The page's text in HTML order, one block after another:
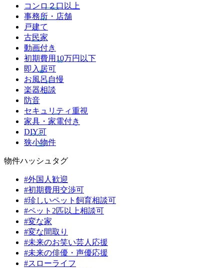
コンロ２口以上
事務所・店舗
戸建て
古民家
動画付き
初期費用10万円以下
即入居可
お風呂自慢
楽器相談
防音
セキュリティ重視
家具・家電付き
DIY可
狭小物件
物件ハッシュタグ
#外国人歓迎
#初期費用交渉可
#珍しいペット飼育相談可
#ペット2匹以上相談可
#変な家
#変な間取り
#未来のお笑い芸人応援
#未来の俳優・声優応援
#スローライフ